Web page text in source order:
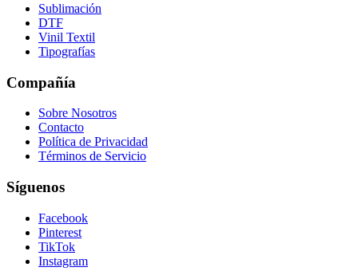
Sublimación
DTF
Vinil Textil
Tipografías
Compañía
Sobre Nosotros
Contacto
Política de Privacidad
Términos de Servicio
Síguenos
Facebook
Pinterest
TikTok
Instagram